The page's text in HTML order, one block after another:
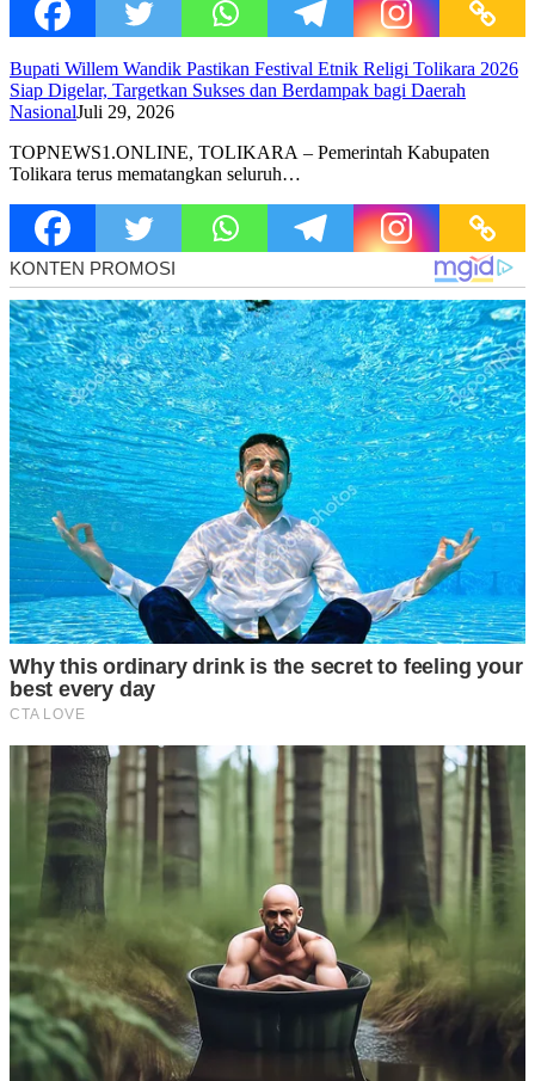
Bupati Willem Wandik Pastikan Festival Etnik Religi Tolikara 2026
Siap Digelar, Targetkan Sukses dan Berdampak bagi Daerah
NasionalJuli 29, 2026
TOPNEWS1.ONLINE, TOLIKARA – Pemerintah Kabupaten
Tolikara terus mematangkan seluruh…